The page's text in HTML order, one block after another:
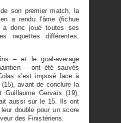
de son premier match, la
a rendu l’âme (fichue
a donc joué toutes ses
raquettes différentes,
– et le goal-average
– ont été sauvés
s’est imposé face à
avant de conclure la
Guillaume Gervais (19),
aussi sur le 15. Ils ont
double pour un score
des Finistériens.